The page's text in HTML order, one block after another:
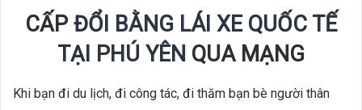
CẤP ĐỔI BẰNG LÁI XE QUỐC TẾ
TẠI PHÚ YÊN QUA MẠNG
Khi bạn đi du lịch, đi công tác, đi thăm bạn bè người thân